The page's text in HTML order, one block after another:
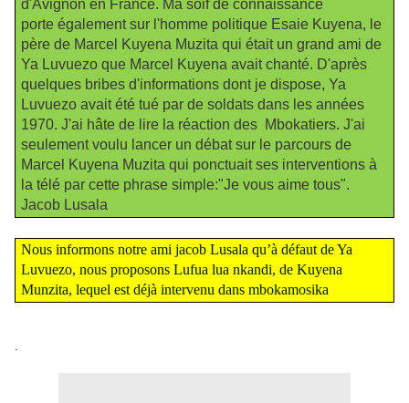
d'Avignon en France. Ma soif de connaissance
porte également sur l'homme politique Esaie Kuyena, le
père de Marcel Kuyena Muzita qui était un grand ami de
Ya Luvuezo que Marcel Kuyena avait chanté. D'après
quelques bribes d'informations dont je dispose, Ya
Luvuezo avait été tué par de soldats dans les années
1970. J'ai hâte de lire la réaction des Mbokatiers. J'ai
seulement voulu lancer un débat sur le parcours de
Marcel Kuyena Muzita qui ponctuait ses interventions à
la télé par cette phrase simple:"Je vous aime tous".
Jacob Lusala
Nous informons notre ami jacob Lusala qu’à défaut de Ya
Luvuezo, nous proposons Lufua lua nkandi, de Kuyena
Munzita, lequel est déjà intervenu dans mbokamosika